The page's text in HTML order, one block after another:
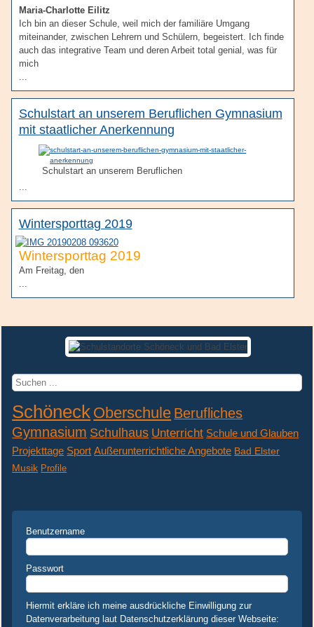
Maria-Charlotte Eilitz
Ich bin an dieser Schule, weil mich der familiäre Umgang
miteinander, zwischen Lehrern und Schülern, begeistert. Ich finde
auch das integrative Team und deren Arbeit total genial, was für
mich
...
Schulstart an unserem Beruflichen Gymnasium
mit staatlicher Anerkennung
Schulstart an unserem Beruflichen
...
Wintersporttag 2019
Wintersporttag 2019
Am Freitag, den
...
Suchen
Schöneck Oberschule Berufliches
Gymnasium Schulhaus Unterricht Schule und Glauben
Projekttage Sport Außerunterrichtliche Angebote Bad Elster
Musik Profile
Benutzername
Passwort
Hiermit erkläre ich meine ausdrückliche Einwilligung zur
Datenverarbeitung laut Datenschutzerklärung dieser Webseite: